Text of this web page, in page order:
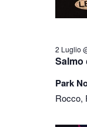
Salmo
2 Luglio
Park
Rocco,